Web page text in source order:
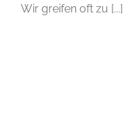
Wir greifen oft zu [...]